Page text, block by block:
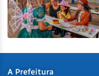
A Prefeitura